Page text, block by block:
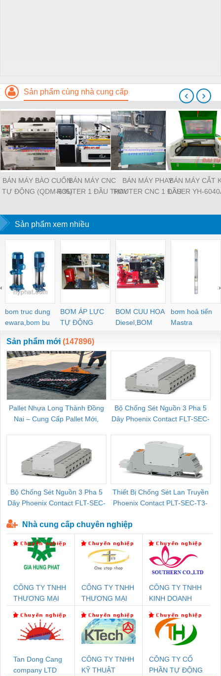
Sản phẩm cùng nhà cung cấp
BÁN MÁY BÀO CUỐN
TỰ ĐỘNG (QDM-635)
TỐT TẠI QUẬN 8
BÁN MÁY CNC
ROUTER 1 ĐẦU THAY
R8 GIÁ RẺ TẠI QUẬN
10
BÁN MÁY PHAY
ROUTER CNC 1 ĐẦU
GIÁ RẺ TẠI QUẬN PHÚ
BÁN MÁY CẮT
LASER YH-
‹ ›
Sản phẩm xem nhiều
bom truc dung
ewara,bom bu
ewara
BƠM ÁP LỰC
TỰ ĐỘNG
BOM CUU HOA
Diesel,BOM
CHUA CHAY
bơm hoả tiển
Mastra
‹ ›
Sản phẩm mới (147896)
Pallet Nhựa Long Thành Đồng
Nai – Cung Cấp Pallet Mới,
Bộ Chống Sét Nguồn 3 Pha 5
Dây Phoenix Contact FLT-SEC-
Bộ Chống Sét Nguồn 3 Pha 5
Dây Phoenix Contact FLT-SEC-
Thiết Bị Chống Sét Lan Truyền
Phoenix Contact PLT-SEC-T3-
Nhà cung cấp chuyên nghiệp
CÔNG TY TNHH
THƯƠNG MẠI
THUẬT ĐIỆN CƠ
GIA HƯNG PHÁT
CÔNG TY TNHH
THƯƠNG MẠI
NAM
CÔNG TY TNHH
KINH DOANH
PHƯƠNG NAM
Tan Dong Cang
company LTD
CÔNG TY TNHH
KỸ THUẬT
CÔNG TY CỔ
PHẦN TỰ ĐỘNG